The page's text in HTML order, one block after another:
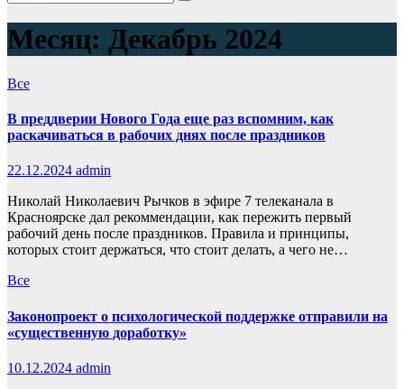
Месяц: Декабрь 2024
Все
В преддверии Нового Года еще раз вспомним, как
раскачиваться в рабочих днях после праздников
22.12.2024 admin
Николай Николаевич Рычков в эфире 7 телеканала в
Красноярске дал рекоммендации, как пережить первый
рабочий день после праздников. Правила и принципы,
которых стоит держаться, что стоит делать, а чего не…
Все
Законопроект о психологической поддержке отправили на
«существенную доработку»
10.12.2024 admin